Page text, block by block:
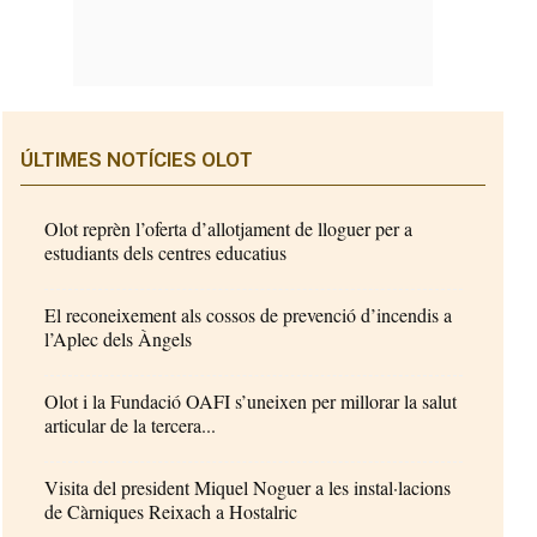
ÚLTIMES NOTÍCIES OLOT
Olot reprèn l’oferta d’allotjament de lloguer per a
estudiants dels centres educatius
El reconeixement als cossos de prevenció d’incendis a
l’Aplec dels Àngels
Olot i la Fundació OAFI s’uneixen per millorar la salut
articular de la tercera...
Visita del president Miquel Noguer a les instal·lacions
de Càrniques Reixach a Hostalric